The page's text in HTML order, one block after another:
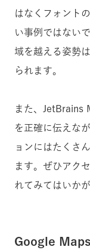
はなくフォント
い事例ではない
域を越える姿勢
られます。
また、JetBrains
を正確に伝えな
ョンにはたくさ
ます。ぜひアク
れてみてはいか
Google